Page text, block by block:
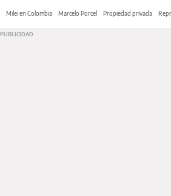
Milei en Colombia Marcelo Porcel Propiedad privada